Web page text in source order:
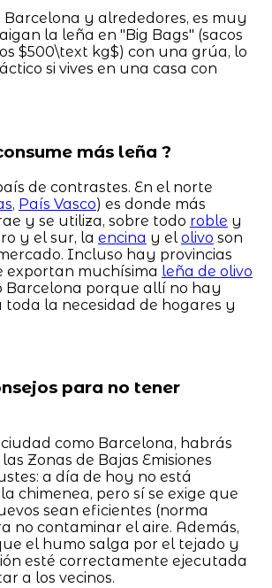
Barcelona y alrededores, es muy
la leña en "Big Bags" (sacos
$500\text kg$) con una grúa, lo
si vives en una casa con
más leña ?
de contrastes. En el norte
, País Vasco) es donde más
y se utiliza, sobre todo roble y
y el sur, la encina y el olivo son
Incluso hay provincias
exportan muchísima leña de olivo
Barcelona porque allí no hay
la necesidad de hogares y
para no tener
ciudad como Barcelona, habrás
Zonas de Bajas Emisiones
a día de hoy no está
chimenea, pero sí se exige que
sean eficientes (norma
no contaminar el aire. Además,
el humo salga por el tejado y
esté correctamente ejecutada
a los vecinos.